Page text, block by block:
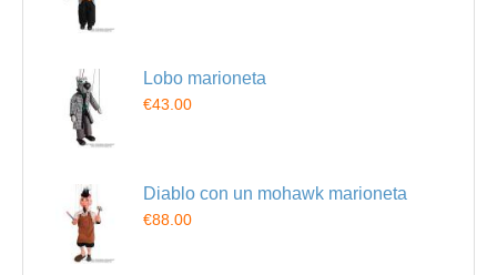
Lobo marioneta
€43.00
Diablo con un mohawk marioneta
€88.00